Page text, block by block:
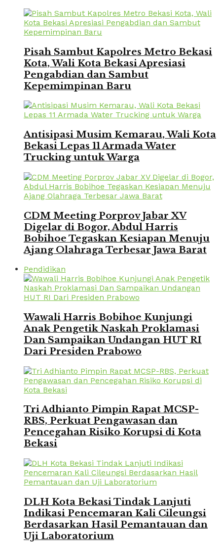
Pisah Sambut Kapolres Metro Bekasi
Kota, Wali Kota Bekasi Apresiasi
Pengabdian dan Sambut
Kepemimpinan Baru
Antisipasi Musim Kemarau, Wali Kota
Bekasi Lepas 11 Armada Water
Trucking untuk Warga
CDM Meeting Porprov Jabar XV
Digelar di Bogor, Abdul Harris
Bobihoe Tegaskan Kesiapan Menuju
Ajang Olahraga Terbesar Jawa Barat
Pendidikan
Wawali Harris Bobihoe Kunjungi
Anak Pengetik Naskah Proklamasi
Dan Sampaikan Undangan HUT RI
Dari Presiden Prabowo
Tri Adhianto Pimpin Rapat MCSP-
RBS, Perkuat Pengawasan dan
Pencegahan Risiko Korupsi di Kota
Bekasi
DLH Kota Bekasi Tindak Lanjuti
Indikasi Pencemaran Kali Cileungsi
Berdasarkan Hasil Pemantauan dan
Uji Laboratorium